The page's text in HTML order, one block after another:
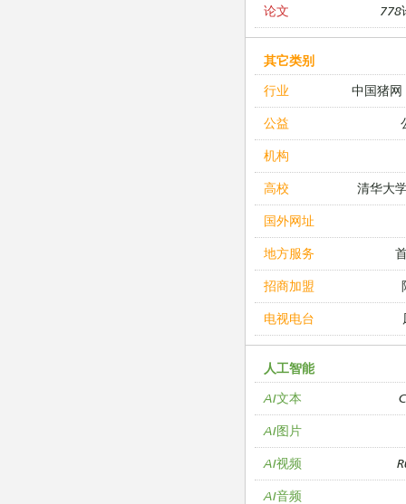
论文 778
其它类别
行业
中国猪网
公益
机构
高校 清华大
国外网址
地方服务
招商加盟
电视电台
人工智能
AI文本
AI图片
AI视频
AI音频